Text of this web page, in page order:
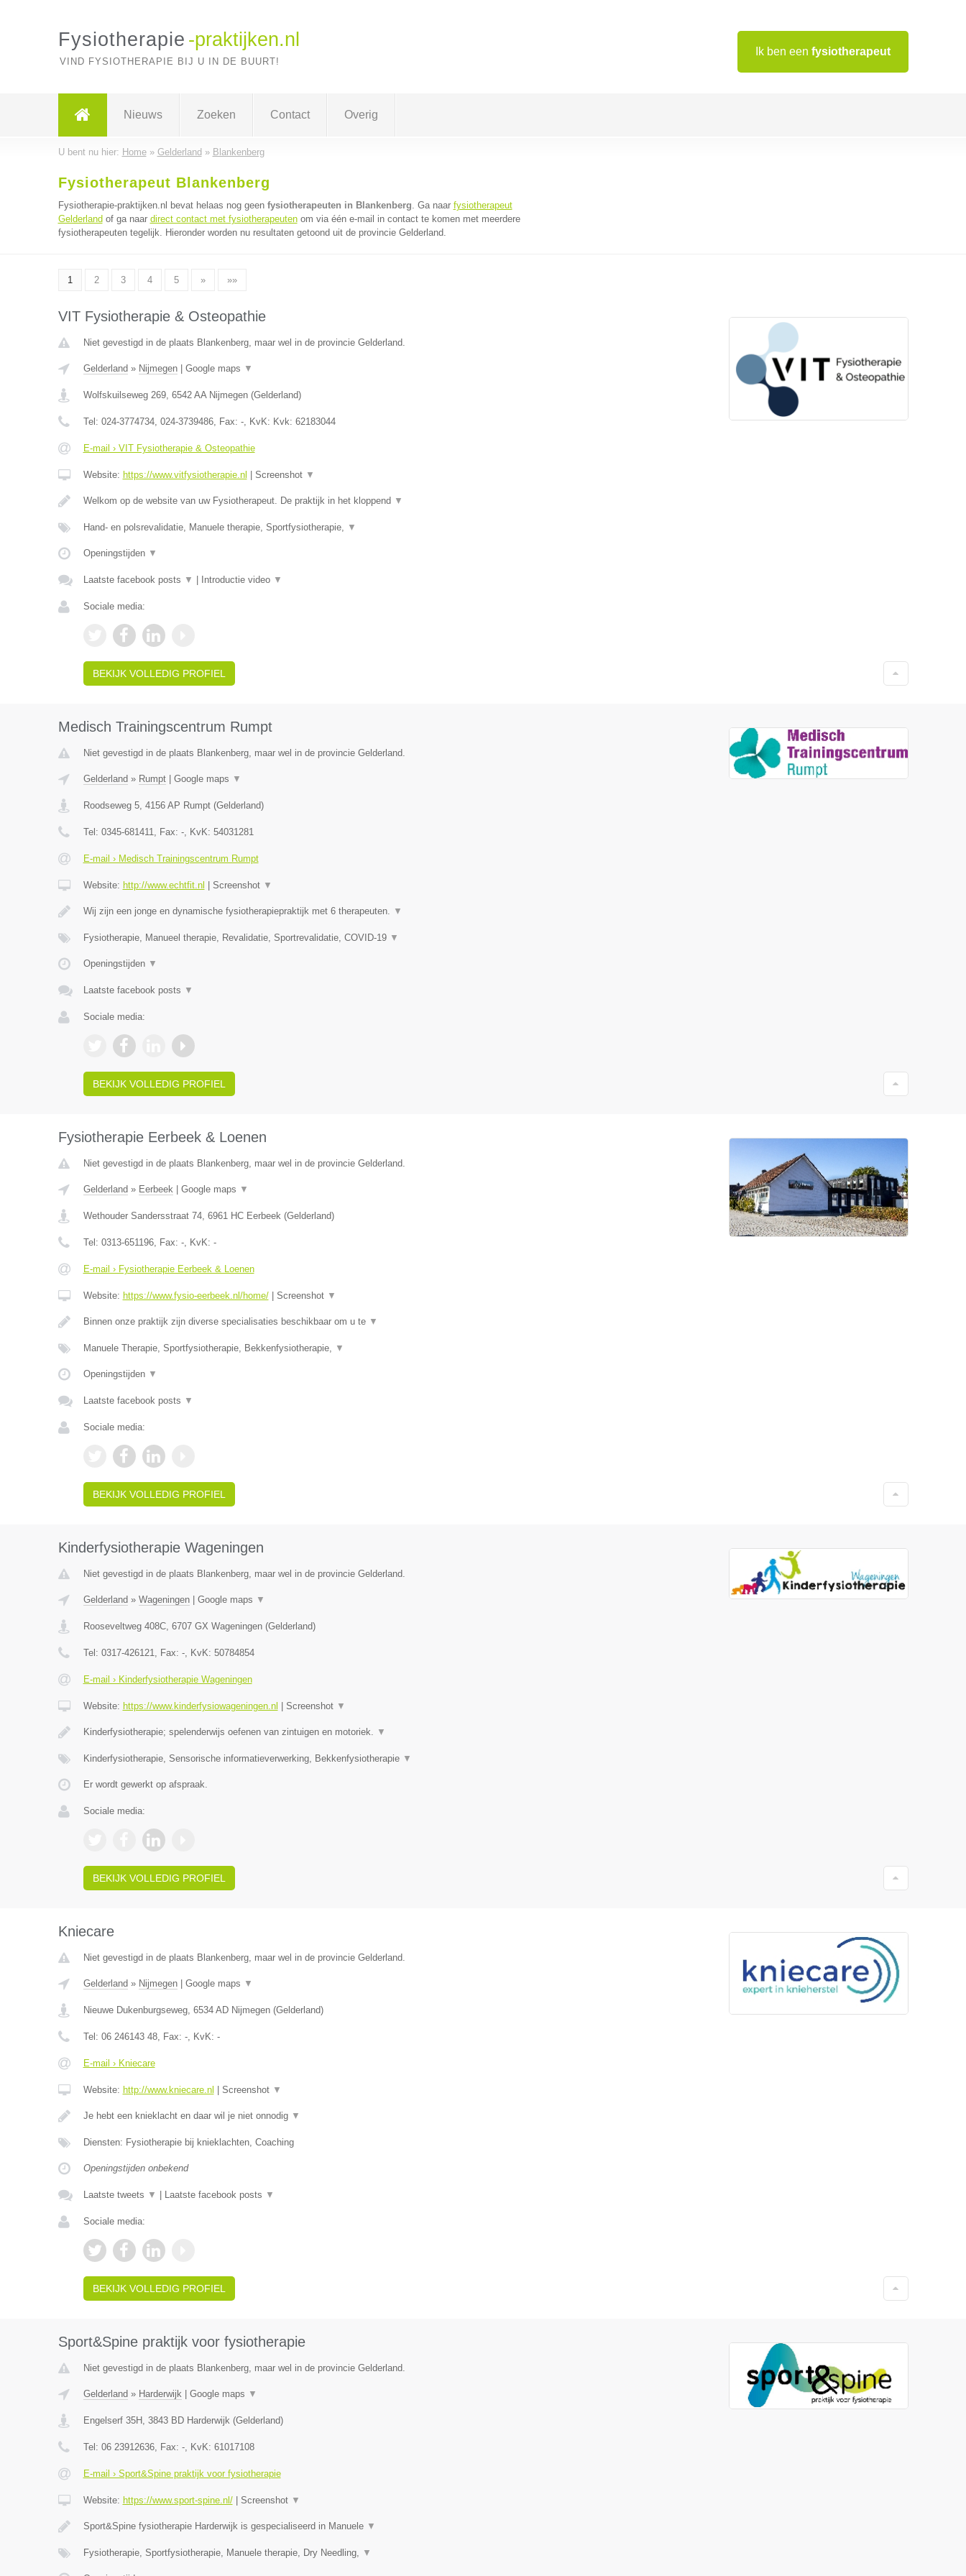
Ik ben een fysiotherapeut
Fysiotherapie -praktijken.nl
VIND FYSIOTHERAPIE BIJ U IN DE BUURT!
Nieuws Zoeken Contact Overig
U bent nu hier: Home» Gelderland » Blankenberg
Fysiotherapeut Blankenberg
Fysiotherapie-praktijken.nl bevat helaas nog geen fysiotherapeuten in Blankenberg. Ga naar fysiotherapeut
Gelderland of ga naar direct contact met fysiotherapeutenom via één e-mail in contact te komen met meerdere
fysiotherapeuten tegelijk. Hieronder worden nu resultaten getoond uit de provincie Gelderland.
1 2 3 4 5 » »»
VIT Fysiotherapie & Osteopathie
Niet gevestigd in de plaats Blankenberg, maar wel in de provincie Gelderland.
Gelderland » Nijmegen| Google maps ▼
Wolfskuilseweg 269, 6542 AA Nijmegen(Gelderland)
Tel: 024-3774734, 024-3739486, Fax: -, KvK: Kvk: 62183044
E-mail › VIT Fysiotherapie & Osteopathie
Website: https://www.vitfysiotherapie.nl Screenshot ▼
Welkom op de website van uw Fysiotherapeut. De praktijk in het kloppend ▼
Hand- en polsrevalidatie, Manuele therapie, Sportfysiotherapie, ▼
Openingstijden ▼
Laatste facebook posts ▼ Introductie video ▼
Sociale media:
BEKIJK VOLLEDIG PROFIEL
Medisch Trainingscentrum Rumpt
Niet gevestigd in de plaats Blankenberg, maar wel in de provincie Gelderland.
Gelderland » Rumpt| Google maps ▼
Roodseweg 5, 4156 AP Rumpt(Gelderland)
Tel: 0345-681411, Fax: -, KvK: 54031281
E-mail › Medisch Trainingscentrum Rumpt
Website: http://www.echtfit.nl Screenshot ▼
Wij zijn een jonge en dynamische fysiotherapiepraktijk met 6 therapeuten. ▼
Fysiotherapie, Manueel therapie, Revalidatie, Sportrevalidatie, COVID-19 ▼
Openingstijden ▼
Laatste facebook posts ▼
Sociale media:
BEKIJK VOLLEDIG PROFIEL
Fysiotherapie Eerbeek & Loenen
Niet gevestigd in de plaats Blankenberg, maar wel in de provincie Gelderland.
Gelderland » Eerbeek| Google maps ▼
Wethouder Sandersstraat 74, 6961 HC Eerbeek(Gelderland)
Tel: 0313-651196, Fax: -, KvK: -
E-mail › Fysiotherapie Eerbeek & Loenen
Website: https://www.fysio-eerbeek.nl/home/| Screenshot ▼
Binnen onze praktijk zijn diverse specialisaties beschikbaar om u te ▼
Manuele Therapie, Sportfysiotherapie, Bekkenfysiotherapie, ▼
Openingstijden ▼
Laatste facebook posts ▼
Sociale media:
BEKIJK VOLLEDIG PROFIEL
Kinderfysiotherapie Wageningen
Niet gevestigd in de plaats Blankenberg, maar wel in de provincie Gelderland.
Gelderland » Wageningen| Google maps ▼
Rooseveltweg 408C, 6707 GX Wageningen(Gelderland)
Tel: 0317-426121, Fax: -, KvK: 50784854
E-mail › Kinderfysiotherapie Wageningen
Website: https://www.kinderfysiowageningen.nl Screenshot ▼
Kinderfysiotherapie; spelenderwijs oefenen van zintuigen en motoriek. ▼
Kinderfysiotherapie, Sensorische informatieverwerking, Bekkenfysiotherapie ▼
Er wordt gewerkt op afspraak.
Sociale media:
BEKIJK VOLLEDIG PROFIEL
Kniecare
Niet gevestigd in de plaats Blankenberg, maar wel in de provincie Gelderland.
Gelderland » Nijmegen| Google maps ▼
Nieuwe Dukenburgseweg, 6534 AD Nijmegen(Gelderland)
Tel: 06 246143 48, Fax: -, KvK: -
E-mail › Kniecare
Website: http://www.kniecare.nl Screenshot ▼
Je hebt een knieklacht en daar wil je niet onnodig ▼
Diensten: Fysiotherapie bij knieklachten, Coaching
Openingstijden onbekend
Laatste tweets ▼ Laatste facebook posts ▼
Sociale media:
BEKIJK VOLLEDIG PROFIEL
Sport&Spine praktijk voor fysiotherapie
Niet gevestigd in de plaats Blankenberg, maar wel in de provincie Gelderland.
Gelderland » Harderwijk| Google maps ▼
Engelserf 35H , 3843 BD Harderwijk(Gelderland)
Tel: 06 23912636, Fax: -, KvK: 61017108
E-mail › Sport&Spine praktijk voor fysiotherapie
Website: https://www.sport-spine.nl/| Screenshot ▼
Sport&Spine fysiotherapie Harderwijk is gespecialiseerd in Manuele ▼
Fysiotherapie, Sportfysiotherapie, Manuele therapie, Dry Needling, ▼